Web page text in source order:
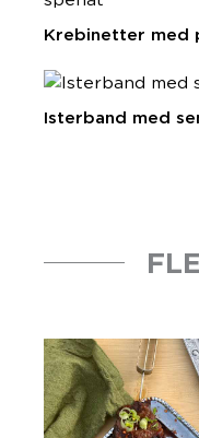
Krebinetter med
Isterband med